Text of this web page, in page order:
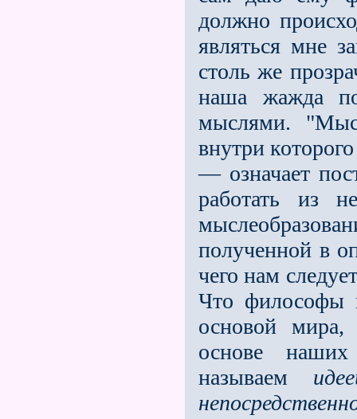
должно
являться мне
столь же
наша жажда
мыслями.
внутри
— означает
работать из
полученной в
чего нам
Что философы
основой
основе наших
называем